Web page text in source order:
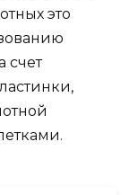
это
счет